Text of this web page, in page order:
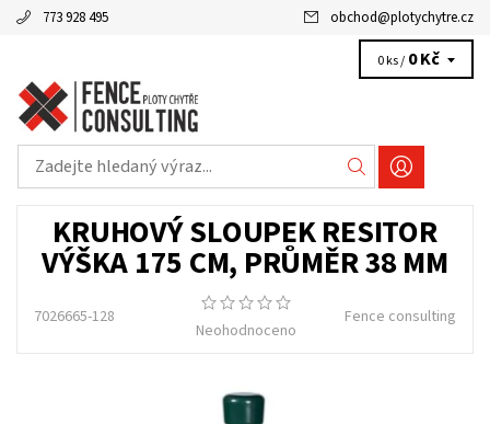
773 928 495 obchod@plotychytre.cz
0 ks / 0 Kč
KRUHOVÝ SLOUPEK RESITOR
VÝŠKA 175 CM, PRŮMĚR 38 MM
7026665-128
Neohodnoceno
Fence consulting